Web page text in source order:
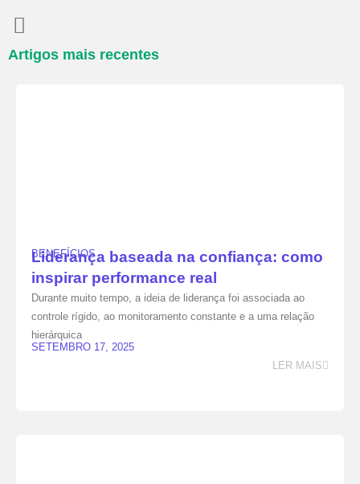
Artigos mais recentes
BENEFÍCIOS
Liderança baseada na confiança: como
inspirar performance real
Durante muito tempo, a ideia de liderança foi associada ao
controle rígido, ao monitoramento constante e a uma relação
hierárquica
SETEMBRO 17, 2025
LER MAIS